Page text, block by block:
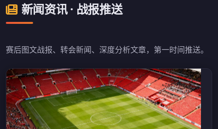
新闻资讯 · 战报推送
赛后图文战报、转会新闻、深度分析文章，第一时间推送。